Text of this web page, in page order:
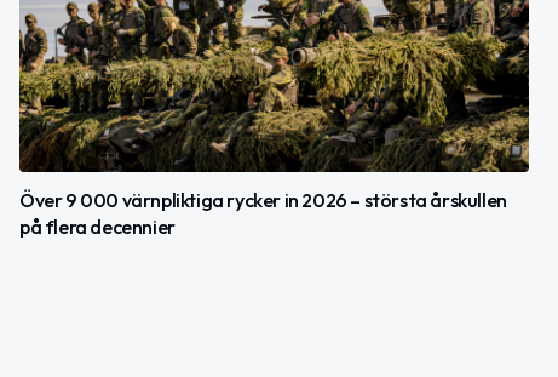
Över 9 000 värnpliktiga rycker in 2026 – största årskullen
på flera decennier